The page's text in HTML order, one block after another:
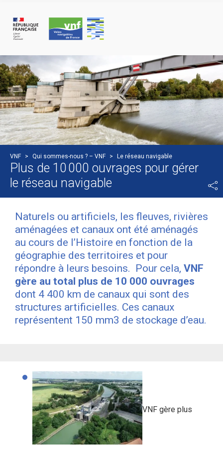
VNF > Qui sommes-nous ? – VNF > Le réseau navigable
Plus de 10 000 ouvrages pour gérer
le réseau navigable
Naturels ou artificiels, les fleuves, rivières
aménagées et canaux ont été aménagés
au cours de l’Histoire en fonction de la
géographie des territoires et pour
répondre à leurs besoins. Pour cela, VNF
gère au total plus de 10 000 ouvrages
dont 4 400 km de canaux qui sont des
structures artificielles. Ces canaux
représentent 150 mm3 de stockage d’eau.
VNF gère plus